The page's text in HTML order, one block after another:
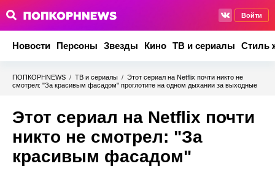
Войти
Новости Персоны Звезды Кино ТВ и сериалы Стиль
ПОПКОРНNEWS / ТВ и сериалы / Этот сериал на Netflix почти никто не
смотрел: "За красивым фасадом" проглотите на одном дыхании за выходные
Этот сериал на Netflix почти
никто не смотрел: "За
красивым фасадом"